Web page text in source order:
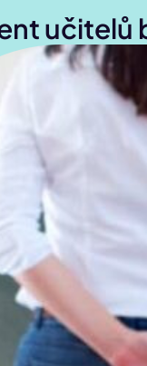
učitelů